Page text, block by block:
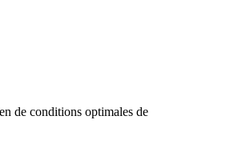
de conditions optimales de